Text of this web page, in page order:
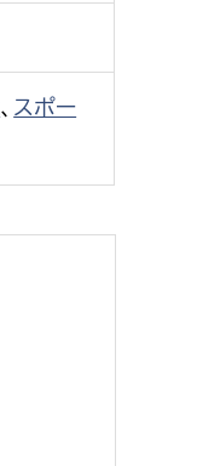
、 スポー